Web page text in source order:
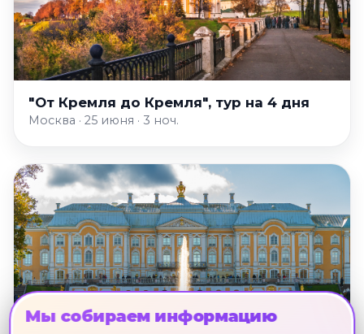
"От Кремля до Кремля", тур на 4 дня
Москва · 25 июня · 3 ноч.
Мы собираем информацию